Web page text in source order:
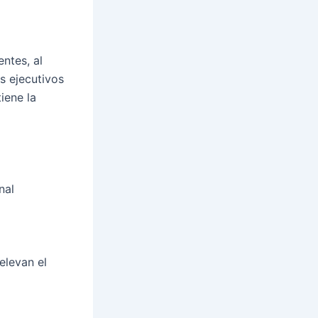
al
ejecutivos
la
el